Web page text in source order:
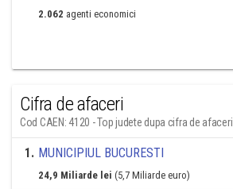
2.062 agenti economici
Cifra de afaceri
Cod CAEN: 4120 - Top judete dupa cifra de afaceri
1. MUNICIPIUL BUCURESTI
24,9 Miliarde lei (5,7 Miliarde euro)